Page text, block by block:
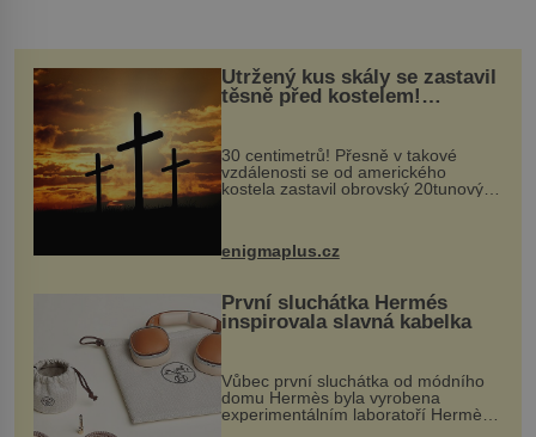
Utržený kus skály se zastavil
těsně před kostelem!
Ochránila ho boží síla?
30 centimetrů! Přesně v takové
vzdálenosti se od amerického
kostela zastavil obrovský 20tunový
...
enigmaplus.cz
První sluchátka Hermés
inspirovala slavná kabelka
Vůbec první sluchátka od módního
domu Hermès byla vyrobena
experimentálním laboratoří Hermès